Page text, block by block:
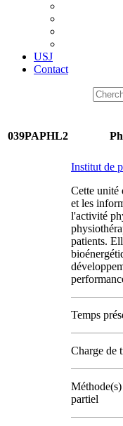
USJ
Contact
039PAPHL2
Institut de
Cette unité
et les
l'activité
patients.
Temps
Charge de
partiel